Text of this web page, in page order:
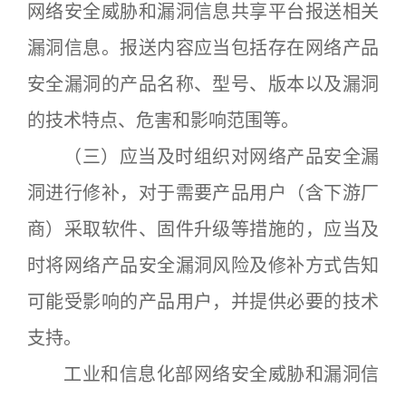
网络安全威胁和漏洞信息共享平台报送相关
漏洞信息。报送内容应当包括存在网络产品
安全漏洞的产品名称、型号、版本以及漏洞
的技术特点、危害和影响范围等。
（三）应当及时组织对网络产品安全漏
洞进行修补，对于需要产品用户（含下游厂
商）采取软件、固件升级等措施的，应当及
时将网络产品安全漏洞风险及修补方式告知
可能受影响的产品用户，并提供必要的技术
支持。
工业和信息化部网络安全威胁和漏洞信